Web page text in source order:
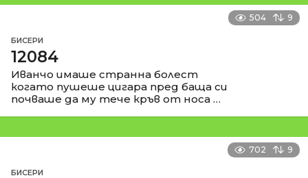
504 9
БИСЕРИ
12084
Иванчо имаше странна болест
когато пушеше цигара пред баща си
почваше да му тече кръв от носа …
702 9
БИСЕРИ